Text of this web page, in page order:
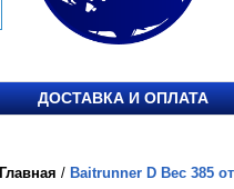
ДОСТАВКА И ОПЛАТА
Главная / Baitrunner D Вес 385